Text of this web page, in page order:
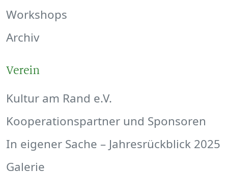
Workshops
Archiv
Verein
Kultur am Rand e.V.
Kooperationspartner und Sponsoren
In eigener Sache – Jahresrückblick 2025
Galerie